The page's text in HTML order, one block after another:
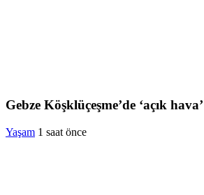
Gebze Köşklüçeşme’de ‘açık
Yaşam 1 saat önce